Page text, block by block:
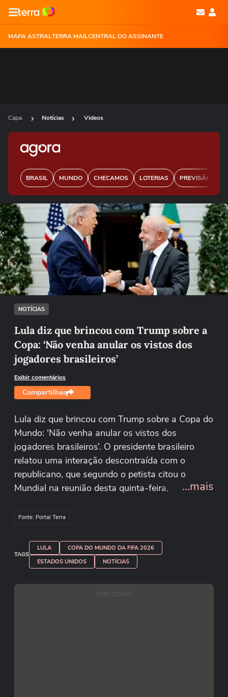
MAPA ASTRALTERRA MAILCENTRAL DO ASSINANTE
Capa Notícias Videos
BRASIL MUNDO CHECAMOS LOTERIAS PREVISÃO DO
Ops!
Não foi possível reproduzir o vídeo
Tentar novamente
NOTÍCIAS
Lula diz que brincou com Trump sobre a
Copa: ‘Não venha anular os vistos dos
jogadores brasileiros’
Exibir comentários
Compartilhar
Lula diz que brincou com Trump sobre a Copa do
Mundo: ‘Não venha anular os vistos dos
jogadores brasileiros’. O presidente brasileiro
relatou uma interação descontraída com o
republicano, que segundo o petista citou o
Mundial na reunião desta quinta-feira, 7. “Não
da Seleção, nós vamos vir aqui para ganhar a
ao ouvir o comentário.
Reprodução/CanalGov/Youtube
...mais
Fonte: Portal Terra
TAGS
LULA
COPA DO MUNDO DA FIFA 2026
ESTADOS UNIDOS
NOTÍCIAS
PUBLICIDADE